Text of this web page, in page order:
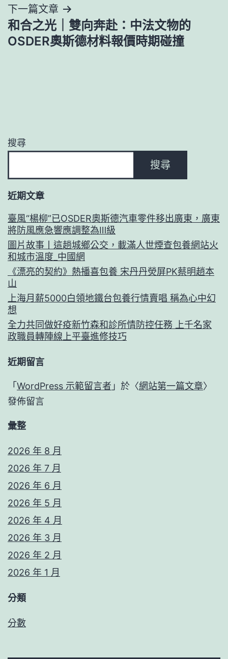
覽
下一篇文章
和合之光｜雙向奔赴：中法文物的
OSDER奧斯德材料報價時期碰撞
搜尋
搜尋
近期文章
臺風“楊柳”已OSDER奧斯德汽車零件移出廣東，廣東
將防風應急響應調整為Ⅲ級
圖片故事丨這趟城鄉公交，載滿人世煙查包養網站火
和城市溫度_中國網
《漂亮的契約》熱播喜包養 宋丹丹熒屏PK蔡明趙本
山
上海月薪5000白領地鐵台包養行情賣唱 稱為心中幻
想
全力共同做好疫新竹森和診所情防控任務 上千名家
政職員轉陣線上平臺進修技巧
近期留言
「 WordPress 示範留言者 」於〈網站第一篇文章〉
發佈留言
彙整
2026 年 8 月
2026 年 7 月
2026 年 6 月
2026 年 5 月
2026 年 4 月
2026 年 3 月
2026 年 2 月
2026 年 1 月
分類
分數